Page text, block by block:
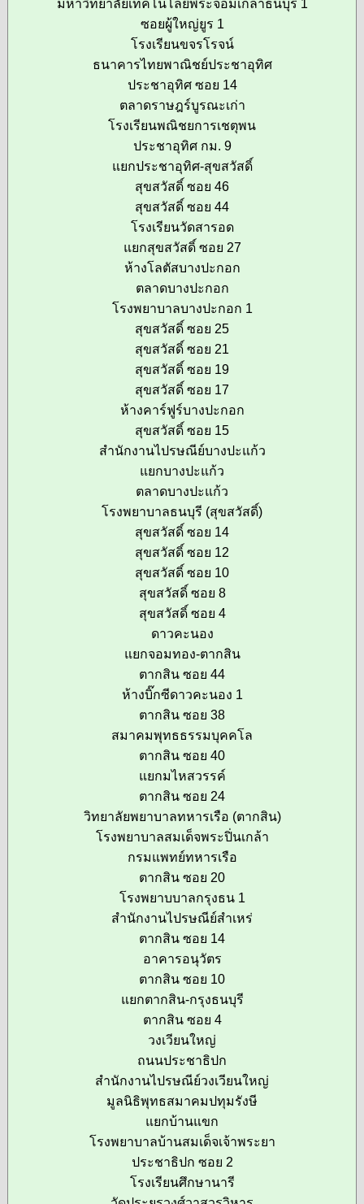
มหาวิทยาลัยเทคโนโลยีพระจอมเกล้าธนบุรี 1
ซอยผู้ใหญ่ยูร 1
โรงเรียนขจรโรจน์
ธนาคารไทยพาณิชย์ประชาอุทิศ
ประชาอุทิศ ซอย 14
ตลาดราษฎร์บูรณะเก่า
โรงเรียนพณิชยการเชตุพน
ประชาอุทิศ กม. 9
แยกประชาอุทิศ-สุขสวัสดิ์
สุขสวัสดิ์ ซอย 46
สุขสวัสดิ์ ซอย 44
โรงเรียนวัดสารอด
แยกสุขสวัสดิ์ ซอย 27
ห้างโลตัสบางปะกอก
ตลาดบางปะกอก
โรงพยาบาลบางปะกอก 1
สุขสวัสดิ์ ซอย 25
สุขสวัสดิ์ ซอย 21
สุขสวัสดิ์ ซอย 19
สุขสวัสดิ์ ซอย 17
ห้างคาร์ฟูร์บางปะกอก
สุขสวัสดิ์ ซอย 15
สำนักงานไปรษณีย์บางปะแก้ว
แยกบางปะแก้ว
ตลาดบางปะแก้ว
โรงพยาบาลธนบุรี (สุขสวัสดิ์)
สุขสวัสดิ์ ซอย 14
สุขสวัสดิ์ ซอย 12
สุขสวัสดิ์ ซอย 10
สุขสวัสดิ์ ซอย 8
สุขสวัสดิ์ ซอย 4
ดาวคะนอง
แยกจอมทอง-ตากสิน
ตากสิน ซอย 44
ห้างบิ๊กซีดาวคะนอง 1
ตากสิน ซอย 38
สมาคมพุทธธรรมบุคคโล
ตากสิน ซอย 40
แยกมไหสวรรค์
ตากสิน ซอย 24
วิทยาลัยพยาบาลทหารเรือ (ตากสิน)
โรงพยาบาลสมเด็จพระปิ่นเกล้า
กรมแพทย์ทหารเรือ
ตากสิน ซอย 20
โรงพยาบบาลกรุงธน 1
สำนักงานไปรษณีย์สำเหร่
ตากสิน ซอย 14
อาคารอนุวัตร
ตากสิน ซอย 10
แยกตากสิน-กรุงธนบุรี
ตากสิน ซอย 4
วงเวียนใหญ่
ถนนประชาธิปก
สำนักงานไปรษณีย์วงเวียนใหญ่
มูลนิธิพุทธสมาคมปทุมรังษี
แยกบ้านแขก
โรงพยาบาลบ้านสมเด็จเจ้าพระยา
ประชาธิปก ซอย 2
โรงเรียนศึกษานารี